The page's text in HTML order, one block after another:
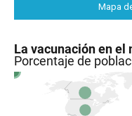
Mapa